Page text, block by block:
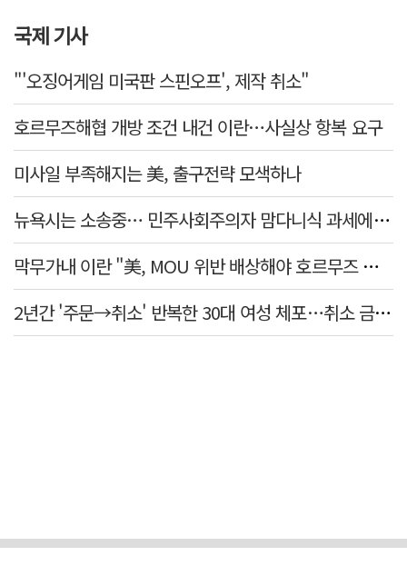
국제 기사
"'오징어게임 미국판 스핀오프', 제작 취소"
호르무즈해협 개방 조건 내건 이란…사실상 항복 요구
미사일 부족해지는 美, 출구전략 모색하나
뉴욕시는 소송중… 민주사회주의자 맘다니식 과세에 저항 잇따라
막무가내 이란 "美, MOU 위반 배상해야 호르무즈 재개방"
2년간 '주문→취소' 반복한 30대 여성 체포…취소 금액만 400억 원